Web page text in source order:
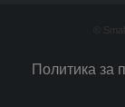
©
Политика за